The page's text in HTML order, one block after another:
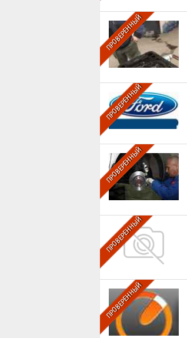
ПРОВЕРЕННЫЙ
ПРОВЕРЕННЫЙ
ПРОВЕРЕННЫЙ
ПРОВЕРЕННЫЙ
ПРОВЕРЕННЫЙ